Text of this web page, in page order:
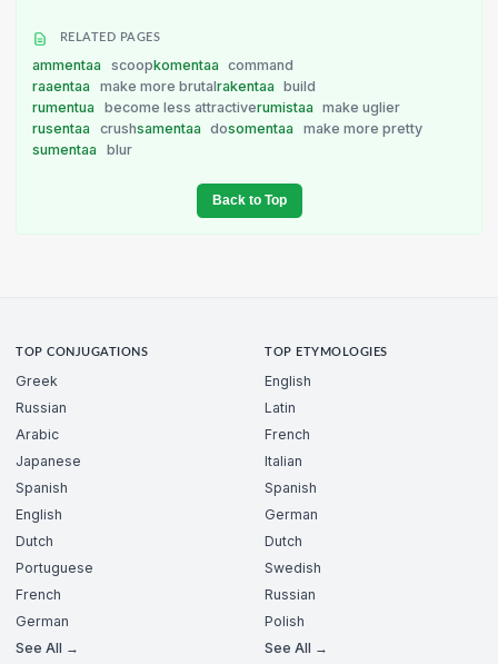
RELATED PAGES
ammentaa scoopkomentaa
command
raaentaa
make more brutalrakentaa
build
rumentua
become less attractiverumistaa
make uglier
rusentaa
crushsamentaa dosomentaa
make more pretty
sumentaa
blur
Back to Top
TOP CONJUGATIONS
Greek
Russian
Arabic
Japanese
Spanish
English
Dutch
Portuguese
French
German
See All →
TOP ETYMOLOGIES
English
Latin
French
Italian
Spanish
German
Dutch
Swedish
Russian
Polish
See All →